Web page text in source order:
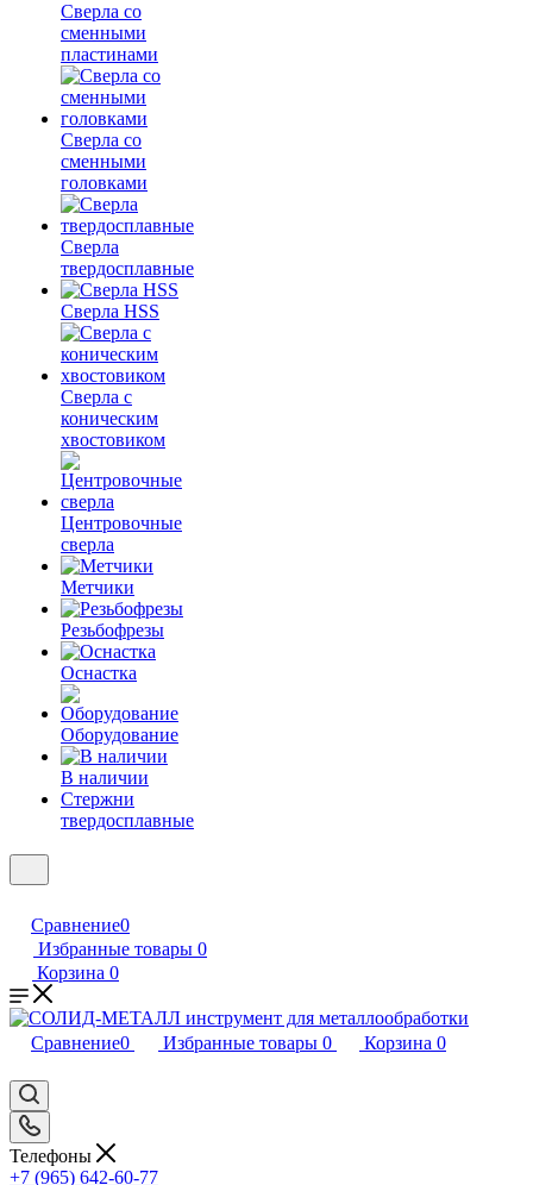
Сверла со
сменными
пластинами
Сверла со
сменными
головками
Сверла
твердосплавные
Сверла HSS
Сверла с
коническим
хвостовиком
Центровочные
сверла
Метчики
Резьбофрезы
Оснастка
Оборудование
В наличии
Стержни
твердосплавные
Сравнение0
Избранные товары 0
Корзина 0
Сравнение0 Избранные товары 0 Корзина 0
Телефоны
+7 (965) 642-60-77